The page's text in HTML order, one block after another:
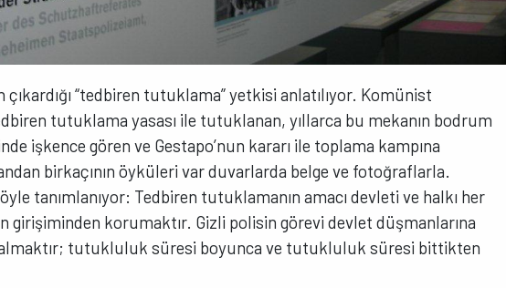
çıkardığı “tedbiren tutuklama” yetkisi anlatılıyor. Komünist
tutuklama yasası ile tutuklanan, yıllarca bu mekanın bodrum
işkence gören ve Gestapo’nun kararı ile toplama kampına
birkaçının öyküleri var duvarlarda belge ve fotoğraflarla.
tanımlanıyor: Tedbiren tutuklamanın amacı devleti ve halkı her
girişiminden korumaktır. Gizli polisin görevi devlet düşmanlarına
tutukluluk süresi boyunca ve tutukluluk süresi bittikten